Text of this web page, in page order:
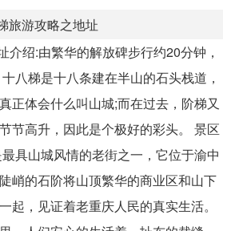
旅游攻略之地址
介绍:由繁华的解放碑步行约20分钟，
八梯是十八条建在半山的石头栈道，
正体会什么叫山城;而在过去，阶梯又
节高升，因此是个极好的彩头。 景区
具山城风情的老街之一，它位于渝中
峭的石阶将山顶繁华的商业区和山下
起，见证着老重庆人民的真实生活。